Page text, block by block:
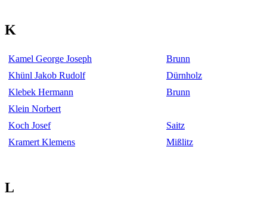
K
Kamel George Joseph
Brunn
Khünl Jakob Rudolf
Dürnholz
Klebek Hermann
Brunn
Klein Norbert
Koch Josef
Saitz
Kramert Klemens
Mißlitz
L